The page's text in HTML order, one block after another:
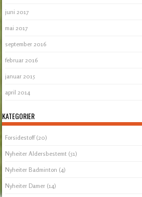
juni 2017
mai 2017
september 2016
februar 2016
januar 2015
april 2014
KATEGORIER
Forsidestoff(20)
Nyheiter Aldersbestemt (51)
Nyheiter Badminton (4)
Nyheiter Damer (14)